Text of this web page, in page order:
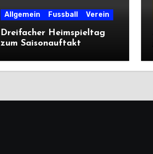
Allgemein Fussball Verein
Dreifacher Heimspieltag
zum Saisonauftakt